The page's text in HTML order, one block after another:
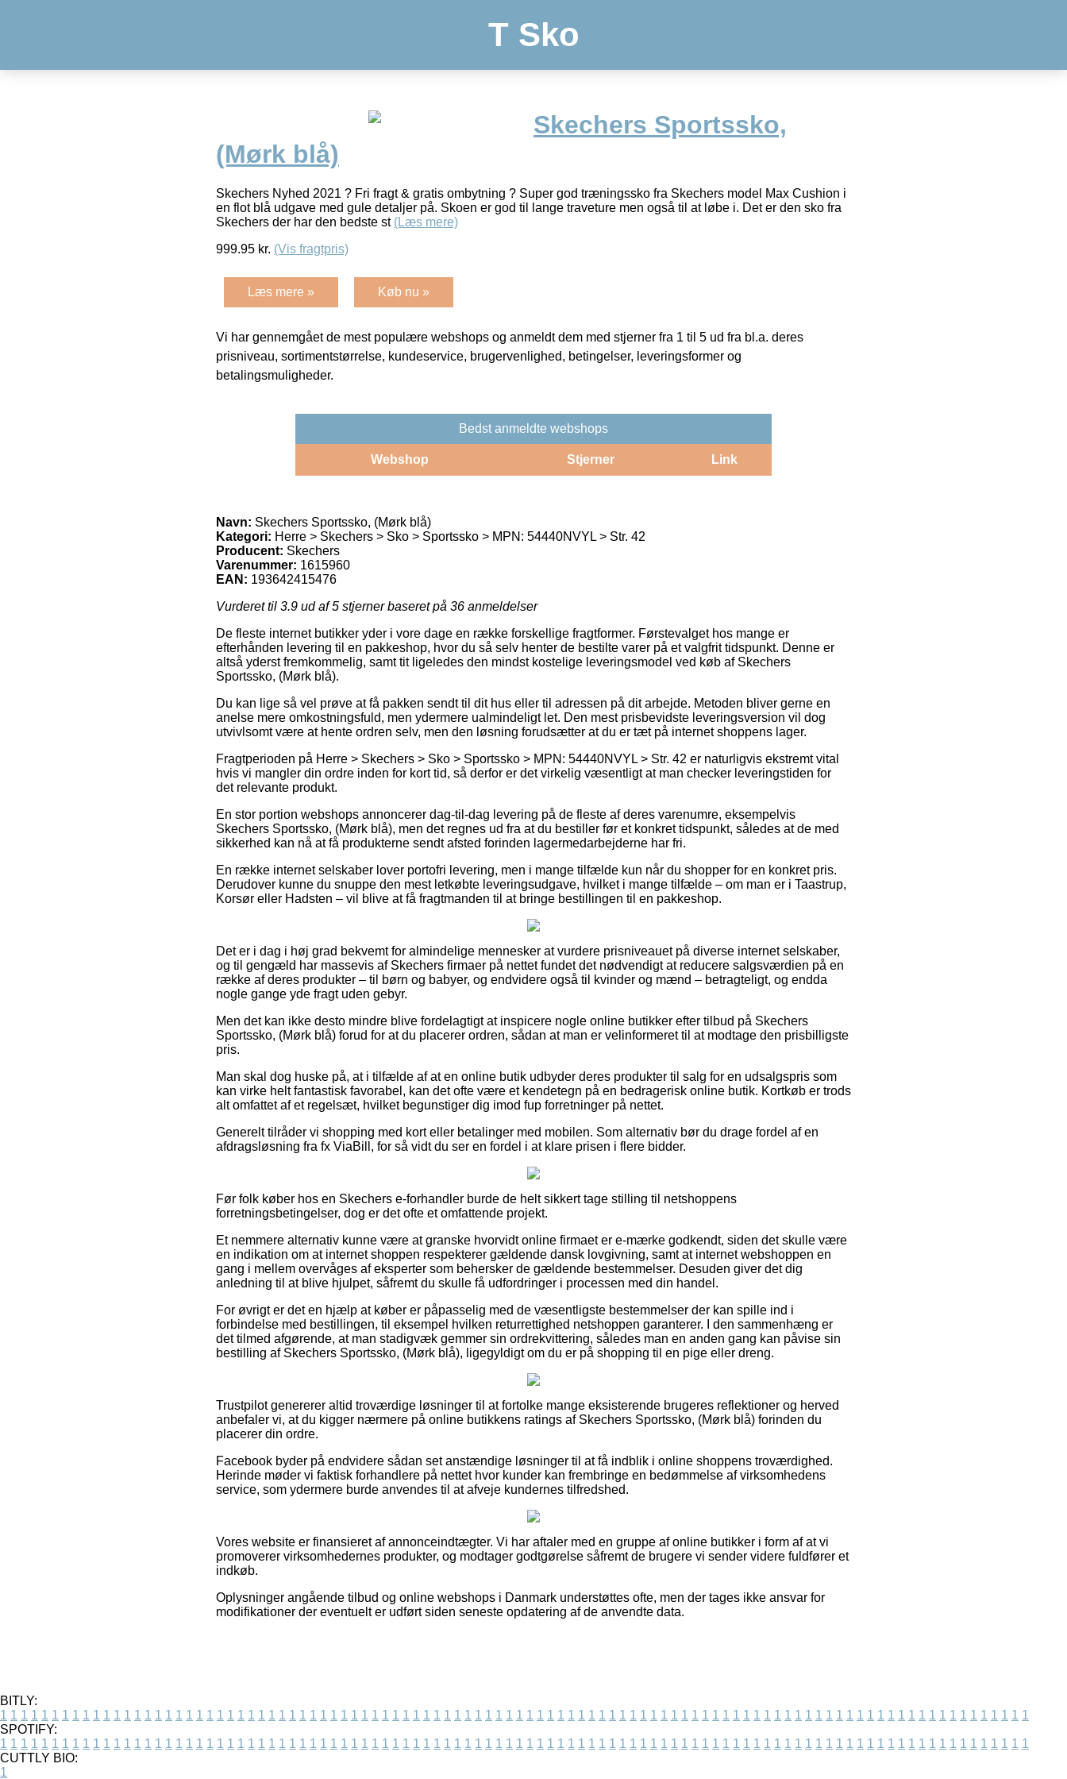
T Sko
Skechers Sportssko,
(Mørk blå)
Skechers Nyhed 2021 ? Fri fragt & gratis ombytning ? Super god træningssko fra Skechers model Max Cushion i
en flot blå udgave med gule detaljer på. Skoen er god til lange traveture men også til at løbe i. Det er den sko fra
Skechers der har den bedste st (Læs mere)
999.95 kr. (Vis fragtpris)
Læs mere » Køb nu »
Vi har gennemgået de mest populære webshops og anmeldt dem med stjerner fra 1 til 5 ud fra bl.a. deres
prisniveau, sortimentstørrelse, kundeservice, brugervenlighed, betingelser, leveringsformer og
betalingsmuligheder.
Bedst anmeldte webshops
Webshop Stjerner Link
Navn: Skechers Sportssko, (Mørk blå)
Kategori: Herre > Skechers > Sko > Sportssko > MPN: 54440NVYL > Str. 42
Producent: Skechers
Varenummer: 1615960
EAN: 193642415476
Vurderet til 3.9 ud af 5 stjerner baseret på 36 anmeldelser
De fleste internet butikker yder i vore dage en række forskellige fragtformer. Førstevalget hos mange er
efterhånden levering til en pakkeshop, hvor du så selv henter de bestilte varer på et valgfrit tidspunkt. Denne er
altså yderst fremkommelig, samt tit ligeledes den mindst kostelige leveringsmodel ved køb af Skechers
Sportssko, (Mørk blå).
Du kan lige så vel prøve at få pakken sendt til dit hus eller til adressen på dit arbejde. Metoden bliver gerne en
anelse mere omkostningsfuld, men ydermere ualmindeligt let. Den mest prisbevidste leveringsversion vil dog
utvivlsomt være at hente ordren selv, men den løsning forudsætter at du er tæt på internet shoppens lager.
Fragtperioden på Herre > Skechers > Sko > Sportssko > MPN: 54440NVYL > Str. 42 er naturligvis ekstremt vital
hvis vi mangler din ordre inden for kort tid, så derfor er det virkelig væsentligt at man checker leveringstiden for
det relevante produkt.
En stor portion webshops annoncerer dag-til-dag levering på de fleste af deres varenumre, eksempelvis
Skechers Sportssko, (Mørk blå), men det regnes ud fra at du bestiller før et konkret tidspunkt, således at de med
sikkerhed kan nå at få produkterne sendt afsted forinden lagermedarbejderne har fri.
En række internet selskaber lover portofri levering, men i mange tilfælde kun når du shopper for en konkret pris.
Derudover kunne du snuppe den mest letkøbte leveringsudgave, hvilket i mange tilfælde – om man er i Taastrup,
Korsør eller Hadsten – vil blive at få fragtmanden til at bringe bestillingen til en pakkeshop.
Det er i dag i høj grad bekvemt for almindelige mennesker at vurdere prisniveauet på diverse internet selskaber,
og til gengæld har massevis af Skechers firmaer på nettet fundet det nødvendigt at reducere salgsværdien på en
række af deres produkter – til børn og babyer, og endvidere også til kvinder og mænd – betragteligt, og endda
nogle gange yde fragt uden gebyr.
Men det kan ikke desto mindre blive fordelagtigt at inspicere nogle online butikker efter tilbud på Skechers
Sportssko, (Mørk blå) forud for at du placerer ordren, sådan at man er velinformeret til at modtage den prisbilligste
pris.
Man skal dog huske på, at i tilfælde af at en online butik udbyder deres produkter til salg for en udsalgspris som
kan virke helt fantastisk favorabel, kan det ofte være et kendetegn på en bedragerisk online butik. Kortkøb er trods
alt omfattet af et regelsæt, hvilket begunstiger dig imod fup forretninger på nettet.
Generelt tilråder vi shopping med kort eller betalinger med mobilen. Som alternativ bør du drage fordel af en
afdragsløsning fra fx ViaBill, for så vidt du ser en fordel i at klare prisen i flere bidder.
Før folk køber hos en Skechers e-forhandler burde de helt sikkert tage stilling til netshoppens
forretningsbetingelser, dog er det ofte et omfattende projekt.
Et nemmere alternativ kunne være at granske hvorvidt online firmaet er e-mærke godkendt, siden det skulle være
en indikation om at internet shoppen respekterer gældende dansk lovgivning, samt at internet webshoppen en
gang i mellem overvåges af eksperter som behersker de gældende bestemmelser. Desuden giver det dig
anledning til at blive hjulpet, såfremt du skulle få udfordringer i processen med din handel.
For øvrigt er det en hjælp at køber er påpasselig med de væsentligste bestemmelser der kan spille ind i
forbindelse med bestillingen, til eksempel hvilken returrettighed netshoppen garanterer. I den sammenhæng er
det tilmed afgørende, at man stadigvæk gemmer sin ordrekvittering, således man en anden gang kan påvise sin
bestilling af Skechers Sportssko, (Mørk blå), ligegyldigt om du er på shopping til en pige eller dreng.
Trustpilot genererer altid troværdige løsninger til at fortolke mange eksisterende brugeres reflektioner og herved
anbefaler vi, at du kigger nærmere på online butikkens ratings af Skechers Sportssko, (Mørk blå) forinden du
placerer din ordre.
Facebook byder på endvidere sådan set anstændige løsninger til at få indblik i online shoppens troværdighed.
Herinde møder vi faktisk forhandlere på nettet hvor kunder kan frembringe en bedømmelse af virksomhedens
service, som ydermere burde anvendes til at afveje kundernes tilfredshed.
Vores website er finansieret af annonceindtægter. Vi har aftaler med en gruppe af online butikker i form af at vi
promoverer virksomhedernes produkter, og modtager godtgørelse såfremt de brugere vi sender videre fuldfører et
indkøb.
Oplysninger angående tilbud og online webshops i Danmark understøttes ofte, men der tages ikke ansvar for
modifikationer der eventuelt er udført siden seneste opdatering af de anvendte data.
BITLY:
1 1 1 1 1 1 1 1 1 1 1 1 1 1 1 1 1 1 1 1 1 1 1 1 1 1 1 1 1 1 1 1 1 1 1 1 1 1 1 1 1 1 1 1 1 1 1 1 1 1 1 1 1 1 1 1 1 1 1 1 1 1 1 1 1 1 1 1 1 1 1 1 1 1 1 1 1 1 1 1 1 1 1 1 1 1 1 1 1 1 1 1 1 1 1 1 1 1 1 1
SPOTIFY:
1 1 1 1 1 1 1 1 1 1 1 1 1 1 1 1 1 1 1 1 1 1 1 1 1 1 1 1 1 1 1 1 1 1 1 1 1 1 1 1 1 1 1 1 1 1 1 1 1 1 1 1 1 1 1 1 1 1 1 1 1 1 1 1 1 1 1 1 1 1 1 1 1 1 1 1 1 1 1 1 1 1 1 1 1 1 1 1 1 1 1 1 1 1 1 1 1 1 1 1
CUTTLY BIO:
1